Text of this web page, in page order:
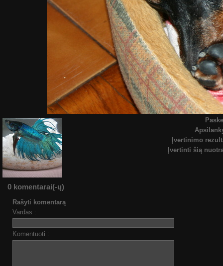
Įvertinimo
Įvertinti šią
0 komentarai(-ų)
Rašyti komentarą
Vardas :
Komentuoti :